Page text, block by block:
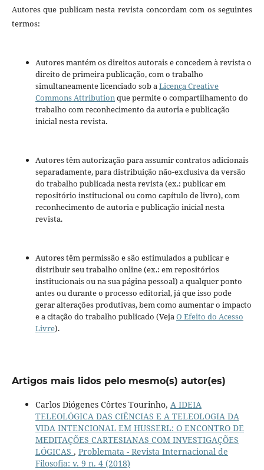
Autores que publicam nesta revista concordam com os seguintes
termos:
Autores mantém os direitos autorais e concedem à revista o
direito de primeira publicação, com o trabalho
simultaneamente licenciado sob aLicença Creative
Commons Attributionque permite o compartilhamento do
trabalho com reconhecimento da autoria e publicação
inicial nesta revista.
Autores têm autorização para assumir contratos adicionais
separadamente, para distribuição não-exclusiva da versão
do trabalho publicada nesta revista (ex.: publicar em
repositório institucional ou como capítulo de livro), com
reconhecimento de autoria e publicação inicial nesta
revista.
Autores têm permissão e são estimulados a publicar e
distribuir seu trabalho online (ex.: em repositórios
institucionais ou na sua página pessoal) a qualquer ponto
antes ou durante o processo editorial, já que isso pode
gerar alterações produtivas, bem como aumentar o impacto
e a citação do trabalho publicado (VejaO Efeito do Acesso
Livre).
Artigos mais lidos pelo mesmo(s) autor(es)
Carlos Diógenes Côrtes Tourinho, A IDEIA
TELEOLÓGICA DAS CIÊNCIAS E A TELEOLOGIA DA
VIDA INTENCIONAL EM HUSSERL: O ENCONTRO DE
MEDITAÇÕES CARTESIANAS COM INVESTIGAÇÕES
LÓGICAS , Problemata - Revista Internacional de
Filosofia: v. 9 n. 4 (2018)